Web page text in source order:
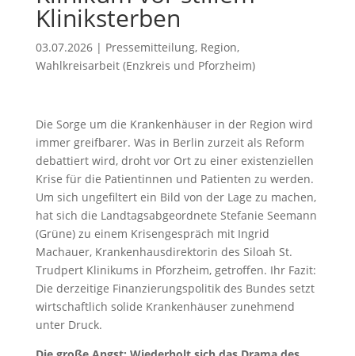
Kliniksterben
03.07.2026| Pressemitteilung, Region,
Wahlkreisarbeit (Enzkreis und Pforzheim)
Die Sorge um die Krankenhäuser in der Region wird
immer greifbarer. Was in Berlin zurzeit als Reform
debattiert wird, droht vor Ort zu einer existenziellen
Krise für die Patientinnen und Patienten zu werden.
Um sich ungefiltert ein Bild von der Lage zu machen,
hat sich die Landtagsabgeordnete Stefanie Seemann
(Grüne) zu einem Krisengespräch mit Ingrid
Machauer, Krankenhausdirektorin des Siloah St.
Trudpert Klinikums in Pforzheim, getroffen. Ihr Fazit:
Die derzeitige Finanzierungspolitik des Bundes setzt
wirtschaftlich solide Krankenhäuser zunehmend
unter Druck.